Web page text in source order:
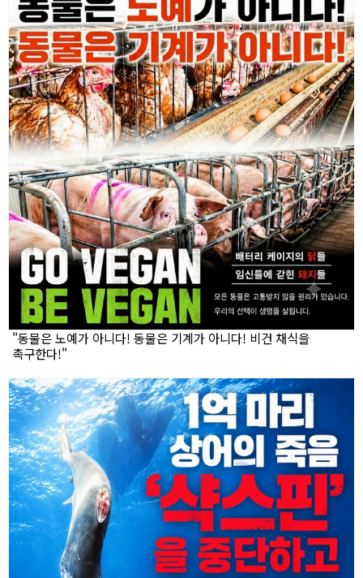
"동물은 노예가 아니다! 동물은 기계가 아니다! 비건 채식을
촉구한다!"